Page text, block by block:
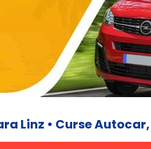
Linz • Curse